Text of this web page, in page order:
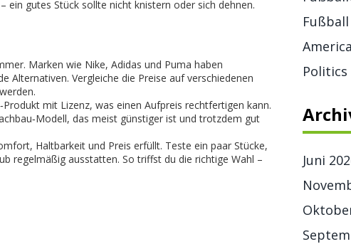
ein gutes Stück sollte nicht knistern oder sich dehnen.
Marken wie Nike, Adidas und Puma haben
Alternativen. Vergleiche die Preise auf verschiedenen
mit Lizenz, was einen Aufpreis rechtfertigen kann.
das meist günstiger ist und trotzdem gut
Haltbarkeit und Preis erfüllt. Teste ein paar Stücke,
regelmäßig ausstatten. So triffst du die richtige Wahl –
Politics
Juni